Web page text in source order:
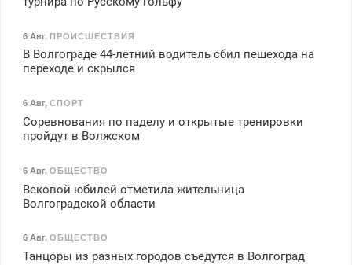
6 Авг, ПРОИСШЕСТВИЯ
В Волгограде 44-летний водитель сбил пешехода на
переходе и скрылся
6 Авг, СПОРТ
Соревнования по паделу и открытые тренировки
пройдут в Волжском
6 Авг, ОБЩЕСТВО
Вековой юбилей отметила жительница
Волгоградской области
6 Авг, ОБЩЕСТВО
Танцоры из разных городов съедутся в Волгоград